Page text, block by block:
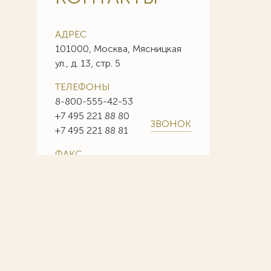
АДРЕС
101000, Москва, Мясницкая
ул., д. 13, стр. 5
ТЕЛЕФОНЫ
8-800-555-42-53
+7 495 221 88 80
+7 495 221 88 81
ЗВОНОК
ФАКС